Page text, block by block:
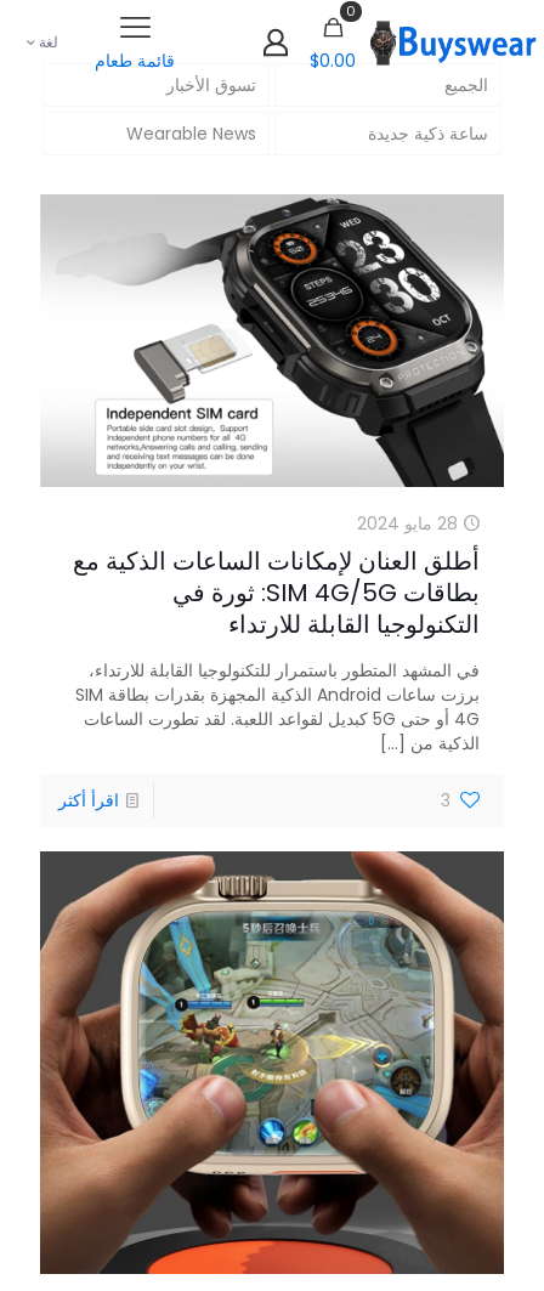
0
$0.00 قائمة طعام
لغة
الجميع
تسوق الأخبار
ساعة ذكية جديدة
Wearable News
28 مايو 2024
أطلق العنان لإمكانات الساعات الذكية مع
بطاقات SIM 4G/5G: ثورة في
التكنولوجيا القابلة للارتداء
في المشهد المتطور باستمرار للتكنولوجيا القابلة للارتداء،
برزت ساعات Android الذكية المجهزة بقدرات بطاقة SIM
4G أو حتى 5G كبديل لقواعد اللعبة. لقد تطورت الساعات
الذكية من [...]
3 اقرأ أكثر